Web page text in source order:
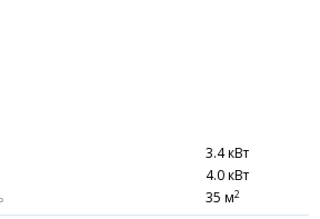
3.4 кВт
4.0 кВт
35 м2